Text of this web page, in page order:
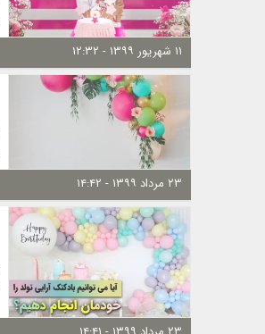
۱۱ شهریور ۱۳۹۹ - ۱۲:۳۲
۲۳ مرداد ۱۳۹۹ - ۱۴:۴۲